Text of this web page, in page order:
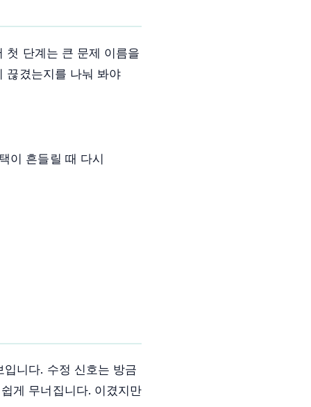
첫 단계는 큰 문제 이름을
끊겼는지를 나눠 봐야
이 흔들릴 때 다시
니다. 수정 신호는 방금
게 무너집니다. 이겼지만